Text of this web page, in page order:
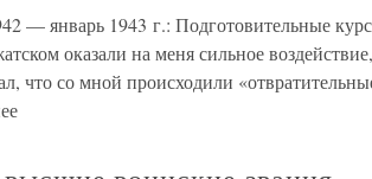
— январь 1943 г.: Подготовительные
оказали на меня сильное
что со мной происходили